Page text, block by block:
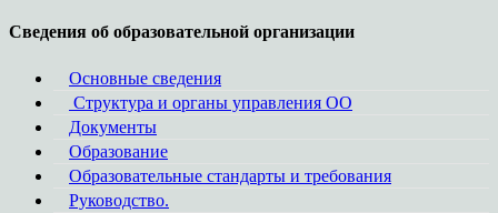
Сведения об образовательной организации
Основные сведения
Структура и органы управления ОО
Документы
Образование
Образовательные стандарты и требования
Руководство.